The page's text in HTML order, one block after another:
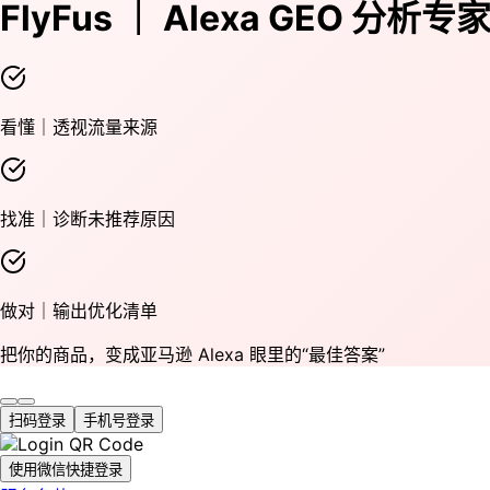
FlyFus ｜ Alexa GEO 分析专家
看懂｜透视流量来源
找准｜诊断未推荐原因
做对｜输出优化清单
把你的商品，变成亚马逊 Alexa 眼里的“最佳答案”
扫码登录 手机号登录
使用微信快捷登录